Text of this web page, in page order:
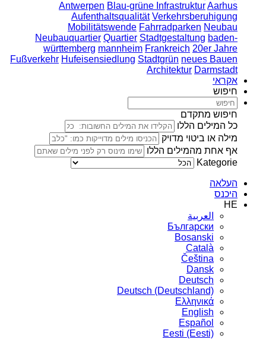
Antwerpen Blau-grüne InfrastrukturAarhus
Aufenthaltsqualität Verkehrsberuhigung
Mobilitätswende Fahrradparken Neubau
Neubauquartier Quartier Stadtgestaltung baden-
württemberg mannheim Frankreich 20er Jahre
Fußverkehr Hufeisensiedlung Stadtgrün neues Bauen
Architektur Darmstadt
אקראי
חיפוש
חיפוש מתקדם
כל המילים הללו
מילה או ביטוי מדויק
אף אחת מהמילים הללו
Kategorie
העלאה
היכנס
HE
العربية
Български
Bosanski
Сatalà
Čeština
Dansk
Deutsch
Deutsch (Deutschland)
Ελληνικά
English
Español
Eesti (Eesti)